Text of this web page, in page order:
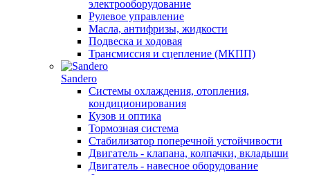
электрооборудование
Рулевое управление
Масла, антифризы, жидкости
Подвеска и ходовая
Трансмиссия и сцепление (МКПП)
Sandero
Системы охлаждения, отопления,
кондиционирования
Кузов и оптика
Тормозная система
Стабилизатор поперечной устойчивости
Двигатель - клапана, колпачки, вкладыши
Двигатель - навесное оборудование